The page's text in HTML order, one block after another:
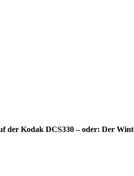
der Kodak DCS330 – oder: Der